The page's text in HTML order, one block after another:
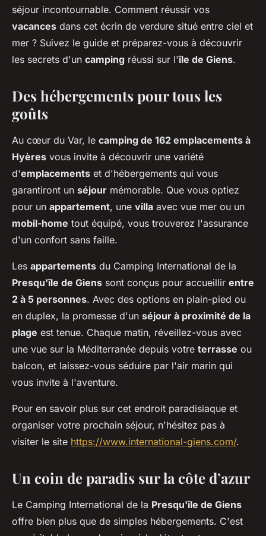
séjour incontournable. Comment réussir vos
vacances dans cet écrin de verdure situé entre ciel et
mer ? Suivez le guide et préparez-vous à découvrir
les secrets d'un camping réussi sur l'île de Giens.
Des hébergements pour tous les
goûts
Au cœur du Var, le camping de 162 emplacements à
Hyères vous invite à découvrir une variété
d'emplacements et d'hébergements qui vous
garantiront un séjour mémorable. Que vous optiez
pour un appartement, une villa avec vue mer ou un
mobil-home tout équipé, vous trouverez l'assurance
d'un confort sans faille.
Les appartements du Camping International de la
Presqu'île de Giens sont conçus pour accueillir entre
2 à 5 personnes. Avec des options en plain-pied ou
en duplex, la promesse d'un séjour à proximité de la
plage est tenue. Chaque matin, réveillez-vous avec
une vue sur la Méditerranée depuis votre terrasse ou
balcon, et laissez-vous séduire par l'air marin qui
vous invite à l'aventure.
Pour en savoir plus sur cet endroit paradisiaque et
organiser votre prochain séjour, n'hésitez pas à
visiter le site https://www.international-giens.com/.
Un coin de paradis sur la côte d’azur
Le Camping International de la Presqu'île de Giens
offre bien plus que de simples hébergements. C'est